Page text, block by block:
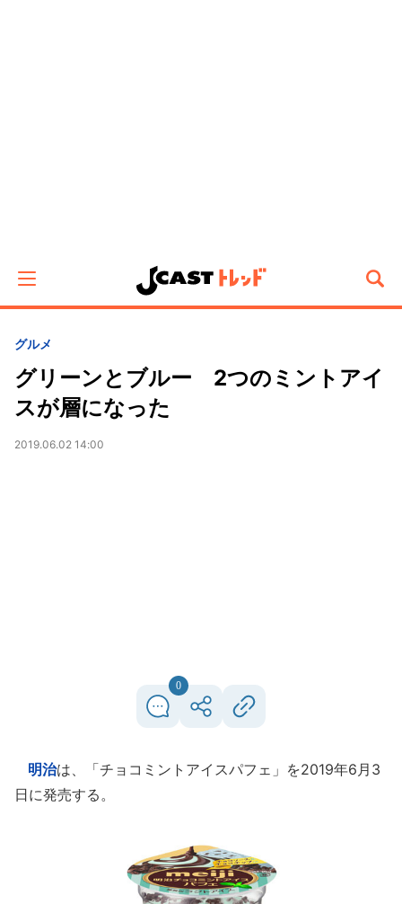
グルメ
グリーンとブルー 2つのミントアイ
スが層になった
2019.06.02 14:00
0
明治は、「チョコミントアイスパフェ」を2019年6月3
日に発売する。